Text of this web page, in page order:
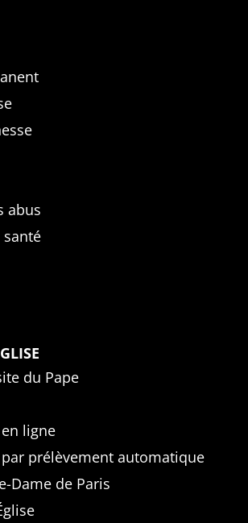
abus
santé
du Pape
ligne
prélèvement automatique
Dame de Paris